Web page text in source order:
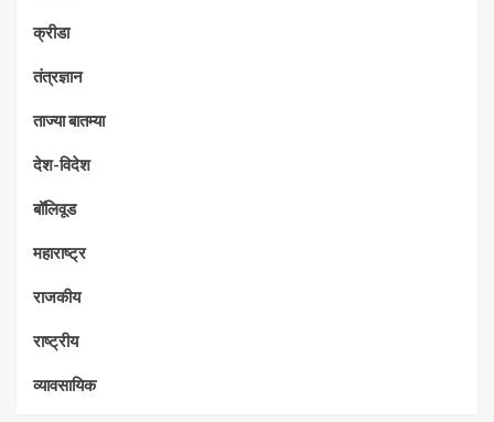
क्रीडा
तंत्रज्ञान
ताज्या बातम्या
देश-विदेश
बॉलिवूड
महाराष्ट्र
राजकीय
राष्ट्रीय
व्यावसायिक